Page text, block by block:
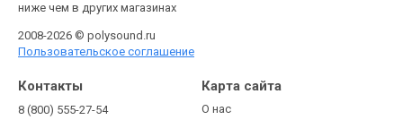
ниже чем в других магазинах
2008-2026 © polysound.ru
Пользовательское соглашение
Контакты
8 (800) 555-27-54
Карта сайта
О нас